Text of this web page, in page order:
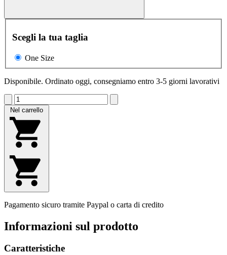
Scegli la tua taglia
One Size
Disponibile. Ordinato oggi, consegniamo entro 3-5 giorni lavorativi
Nel carrello
Pagamento sicuro tramite Paypal o carta di credito
Informazioni sul prodotto
Caratteristiche